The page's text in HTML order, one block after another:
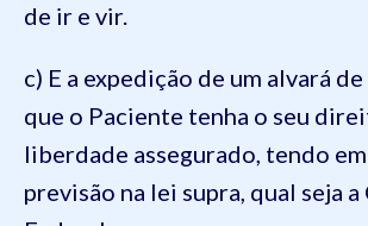
de ir e vir.
c) E a expedição de um alvará
que o Paciente tenha o seu
liberdade assegurado, tendo
previsão na lei supra, qual seja